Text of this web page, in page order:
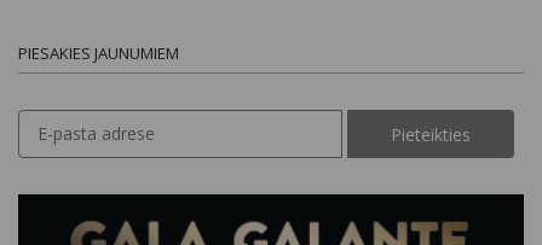
PIESAKIES JAUNUMIEM
Pieteikties